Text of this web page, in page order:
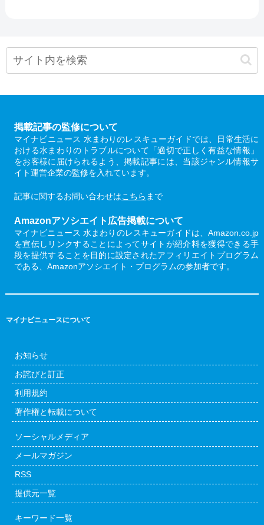
掲載記事の監修について
マイナビニュース 水まわりのレスキューガイドでは、日常生活に
おける水まわりのトラブルについて「適切で正しく有益な情報」
をお客様に届けられるよう、掲載記事には、当該ジャンル情報サ
イト運営企業の監修を入れています。
記事に関するお問い合わせはこちら まで
Amazonアソシエイト広告掲載について
マイナビニュース 水まわりのレスキューガイドは、Amazon.co.jp
を宣伝しリンクすることによってサイトが紹介料を獲得できる手
段を提供することを目的に設定されたアフィリエイトプログラム
である、Amazonアソシエイト・プログラムの参加者です。
マイナビニュースについて
お知らせ
お詫びと訂正
利用規約
著作権と転載について
ソーシャルメディア
メールマガジン
RSS
提供元一覧
キーワード一覧